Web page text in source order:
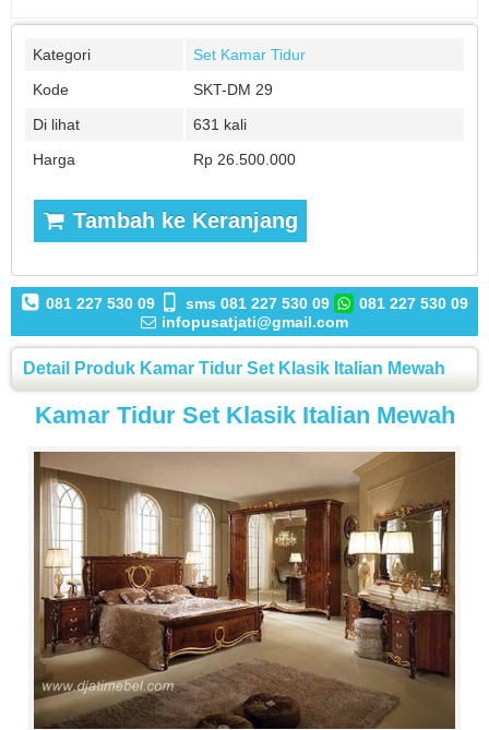
Kategori
Set Kamar Tidur
Kode
SKT-DM 29
Di lihat
631 kali
Harga
Rp 26.500.000
Tambah ke Keranjang
081 227 530 09 sms 081 227 530 09
081 227 530 09
infopusatjati@gmail.com
Detail Produk Kamar Tidur Set Klasik Italian Mewah
Kamar Tidur Set Klasik Italian Mewah